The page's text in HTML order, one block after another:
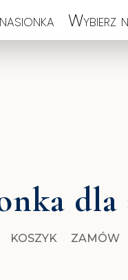
Wybierz
dla
KOSZYK ZAMÓW